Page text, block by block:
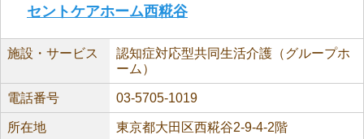
セントケアホーム西糀谷
施設・サービス
認知症対応型共同生活介護（グループホ
ーム）
電話番号 03-5705-1019
所在地 東京都大田区西糀谷2-9-4-2階